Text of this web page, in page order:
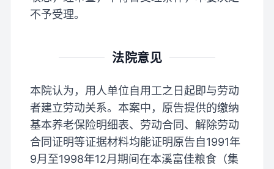
不予受理。
法院意见
本院认为，用人单位自用工之日起即与劳动
者建立劳动关系。本案中，原告提供的缴纳
基本养老保险明细表、劳动合同、解除劳动
合同证明等证据材料均能证明原告自1991年
9月至1998年12月期间在本溪富佳粮食（集